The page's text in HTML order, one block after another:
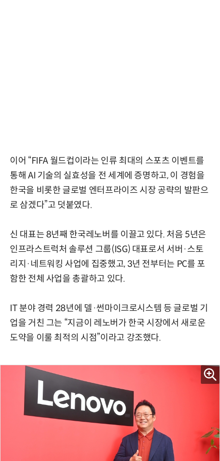
이어 “FIFA 월드컵이라는 인류 최대의 스포츠 이벤트를
통해 AI 기술의 실효성을 전 세계에 증명하고, 이 경험을
한국을 비롯한 글로벌 엔터프라이즈 시장 공략의 발판으
로 삼겠다”고 덧붙였다.
신 대표는 8년째 한국레노버를 이끌고 있다. 처음 5년은
인프라스트럭처 솔루션 그룹(ISG) 대표로서 서버·스토
리지·네트워킹 사업에 집중했고, 3년 전부터는 PC를 포
함한 전체 사업을 총괄하고 있다.
IT 분야 경력 28년에 델·썬마이크로시스템 등 글로벌 기
업을 거친 그는 “지금이 레노버가 한국 시장에서 새로운
도약을 이룰 최적의 시점”이라고 강조했다.